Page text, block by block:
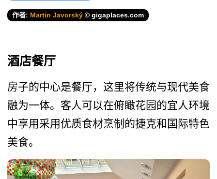
作者: Martin Javorský © gigaplaces.com
酒店餐厅
房子的中心是餐厅，这里将传­统与现代美食
融为一体。客人可以在俯瞰花园的宜人环­境
中享用采用优质食材烹制的捷克和国际特色
美食。